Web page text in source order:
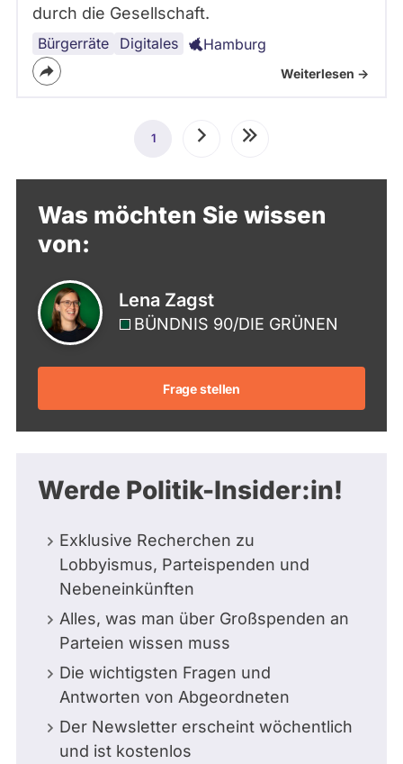
durch die Gesellschaft.
Bürgerräte Digitales Hamburg
Weiterlesen ->
Seitennummerierung
Aktuelle
1 NächsteLetzte
Was möchten Sie wissen
von:
Lena Zagst
BÜNDNIS 90/­DIE GRÜNEN
Frage stellen
Werde Politik-Insider:in!
Exklusive Recherchen zu
Lobbyismus, Parteispenden und
Nebeneinkünften
Alles, was man über Großspenden an
Parteien wissen muss
Die wichtigsten Fragen und
Antworten von Abgeordneten
Der Newsletter erscheint wöchentlich
und ist kostenlos